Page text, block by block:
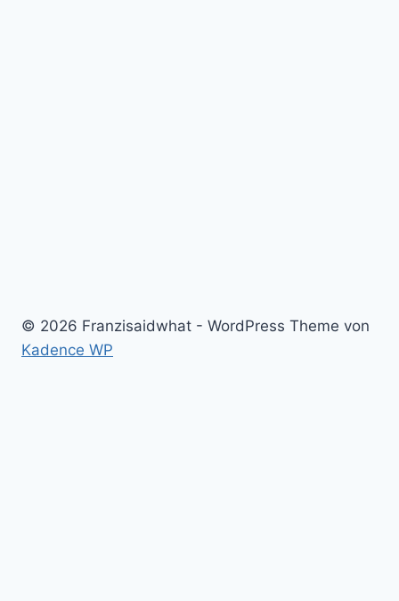
© 2026 Franzisaidwhat - WordPress Theme von
Kadence WP